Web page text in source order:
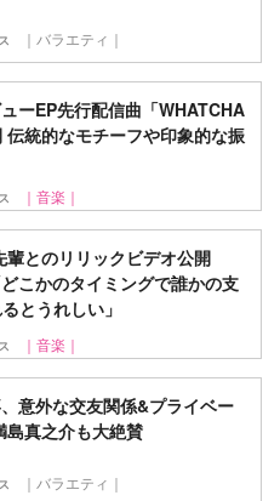
｜バラエティ｜
ーEP先行配信曲「WHATCHA
伝統的なモチーフや印象的な振
｜音楽｜
輩とのリリックビデオ公開
こかのタイミングで誰かの支
とうれしい」
｜音楽｜
意外な交友関係&プライベー
島真之介も大絶賛
｜バラエティ｜